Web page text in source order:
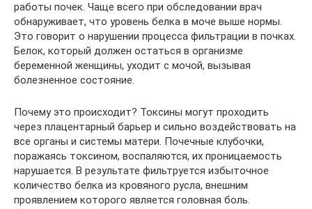
работы почек. Чаще всего при обследовании врач
обнаруживает, что уровень белка в моче выше нормы.
Это говорит о нарушении процесса фильтрации в почках.
Белок, который должен остаться в организме
беременной женщины, уходит с мочой, вызывая
болезненное состояние.
Почему это происходит? Токсины могут проходить
через плацентарный барьер и сильно воздействовать на
все органы и системы матери. Почечные клубочки,
поражаясь токсином, воспаляются, их проницаемость
нарушается. В результате фильтруется избыточное
количество белка из кровяного русла, внешним
проявлением которого является головная боль.